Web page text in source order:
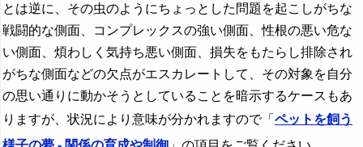
とは逆に、その虫のようにちょっとした問題を起こしがちな
戦闘的な側面、コンプレックスの強い側面、性根の悪い危な
い側面、煩わしく気持ち悪い側面、損失をもたらし排除され
がちな側面などの欠点がエスカレートして、その対象を自分
の思い通りに動かそうとしていることを暗示するケースもあ
りますが、状況により意味が分かれますので「 ペットを飼う